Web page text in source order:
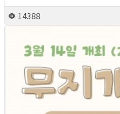
14388